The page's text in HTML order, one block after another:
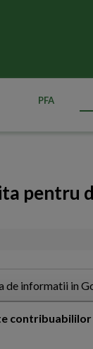
PFA
pentru
de informatii in